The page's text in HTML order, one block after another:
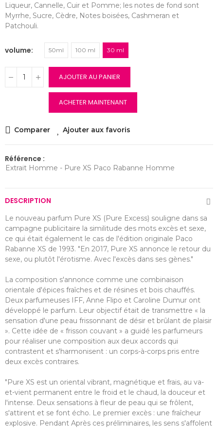
Liqueur, Cannelle, Cuir et Pomme; les notes de fond sont
Myrrhe, Sucre, Cèdre, Notes boisées, Cashmeran et
Patchouli.
volume 50ml 100 ml 30 ml
AJOUTER AU PANIER
ACHETER MAINTENANT
Comparer Ajouter aux favoris
Référence :
Extrait Homme - Pure XS Paco Rabanne Homme
DESCRIPTION
Le nouveau parfum Pure XS (Pure Excess) souligne dans sa
campagne publicitaire la similitude des mots excès et sexe,
ce qui était également le cas de l'édition originale Paco
Rabanne XS de 1993. "En 2017, Pure XS annonce le retour du
sexe, ou plutôt l'érotisme. Avec l'excès dans ses gènes."
La composition s'annonce comme une combinaison
orientale d'épices fraîches et de résines et bois chauffés.
Deux parfumeuses IFF, Anne Flipo et Caroline Dumur ont
développé le parfum. Leur objectif était de transmettre « la
sensation d'une peau frissonnant de désir et brûlant de plaisir
». Cette idée de « frisson couvant » a guidé les parfumeurs
pour réaliser une composition aux deux accords qui
contrastent et s'harmonisent : un corps-à-corps pris entre
deux excès contraires.
"Pure XS est un oriental vibrant, magnétique et frais, au va-
et-vient permanent entre le froid et le chaud, la douceur et
l'intense. Deux sensations à fleur de peau qui se frôlent,
s'attirent et se font écho. Le premier excès : une fraîcheur
explosive. Pendant Après ces préliminaires, les sens s'affolent